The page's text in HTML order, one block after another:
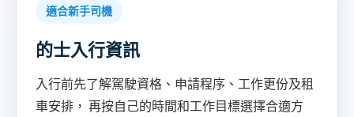
適合新手司機
的士入行資訊
入行前先了解駕駛資格、申請程序、工作更份及租
車安排， 再按自己的時間和工作目標選擇合適方